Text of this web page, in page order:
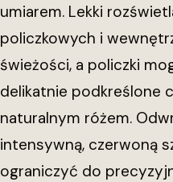
umiarem. Lekki
policzkowych i
świeżości, a policzki
delikatnie podkreślone
naturalnym różem.
intensywną, czerwoną
ograniczyć do